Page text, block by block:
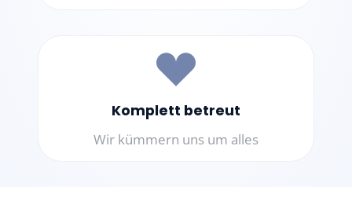
Komplett betreut
Wir kümmern uns um alles